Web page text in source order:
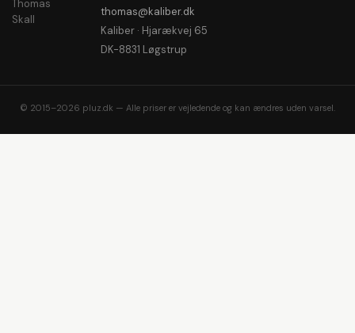
thomas@kaliber.dk
Kaliber · Hjarækvej 65
DK-8831 Løgstrup
© 2015–2026 pluz.dk — Alle priser er vejledende og kan ændres uden varsel.